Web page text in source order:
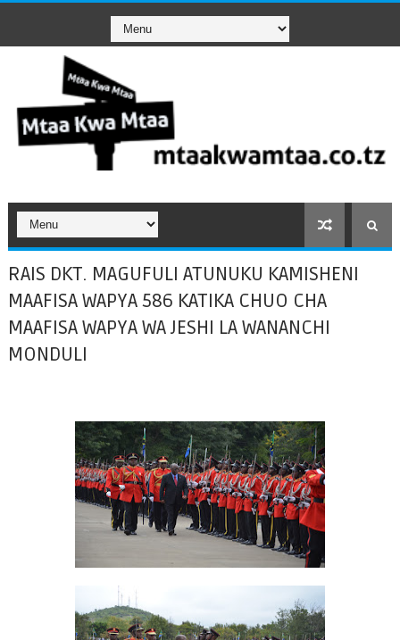
RAIS DKT. MAGUFULI ATUNUKU KAMISHENI
MAAFISA WAPYA 586 KATIKA CHUO CHA
MAAFISA WAPYA WA JESHI LA WANANCHI
MONDULI